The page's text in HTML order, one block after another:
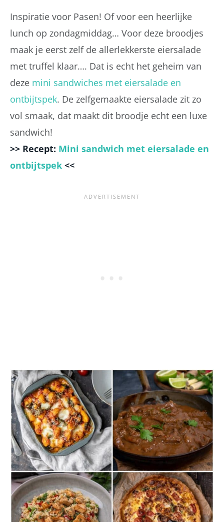
Inspiratie voor Pasen! Of voor een heerlijke
lunch op zondagmiddag… Voor deze broodjes
maak je eerst zelf de allerlekkerste eiersalade
met truffel klaar…. Dat is echt het geheim van
deze mini sandwiches met eiersalade en
ontbijtspek. De zelfgemaakte eiersalade zit zo
vol smaak, dat maakt dit broodje echt een luxe
sandwich!
>> Recept: Mini sandwich met eiersalade en
ontbijtspek <<